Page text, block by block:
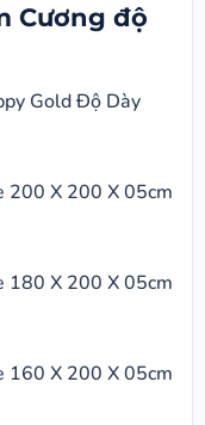
Cương độ
Gold Độ Dày
200 X 200 X 05cm
180 X 200 X 05cm
160 X 200 X 05cm